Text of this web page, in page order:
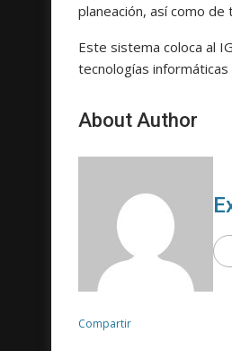
planeación, así como
Este sistema coloca al
tecnologías
About Author
Compartir